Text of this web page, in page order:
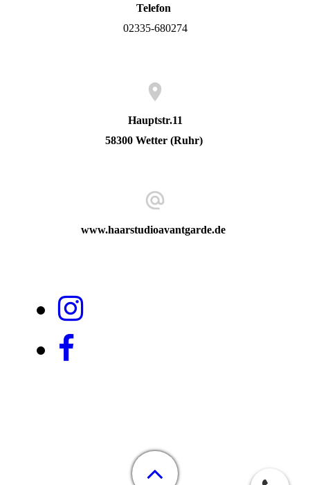
Telefon
02335-680274
Hauptstr.11
58300 Wetter (Ruhr)
www.haarstudioavantgarde.de